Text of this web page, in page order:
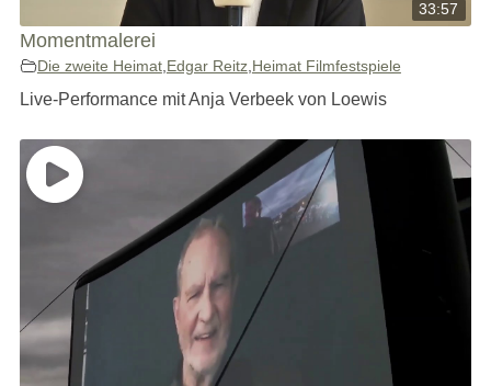
33:57
Momentmalerei
Die zweite Heimat, Edgar Reitz, Heimat Filmfestspiele
Live-Performance mit Anja Verbeek von Loewis